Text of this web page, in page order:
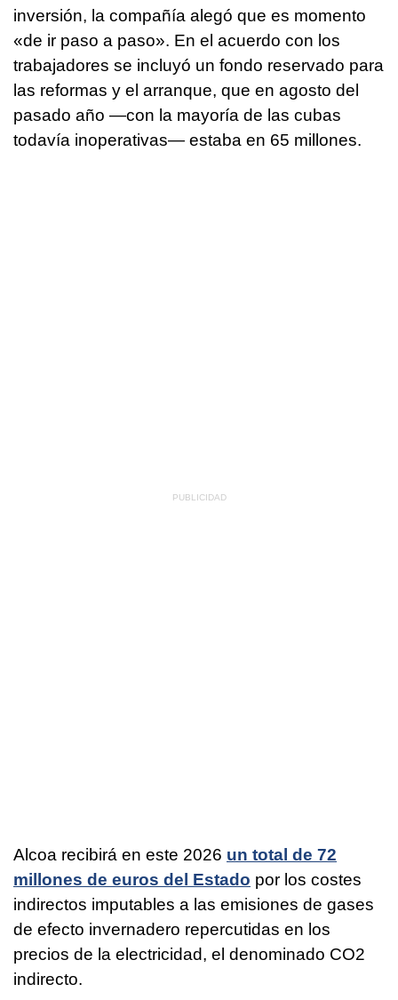
inversión, la compañía alegó que es momento
«de ir paso a paso». En el acuerdo con los
trabajadores se incluyó un fondo reservado para
las reformas y el arranque, que en agosto del
pasado año —con la mayoría de las cubas
todavía inoperativas— estaba en 65 millones.
Alcoa recibirá en este 2026 un total de 72
millones de euros del Estado por los costes
indirectos imputables a las emisiones de gases
de efecto invernadero repercutidas en los
precios de la electricidad, el denominado CO2
indirecto.